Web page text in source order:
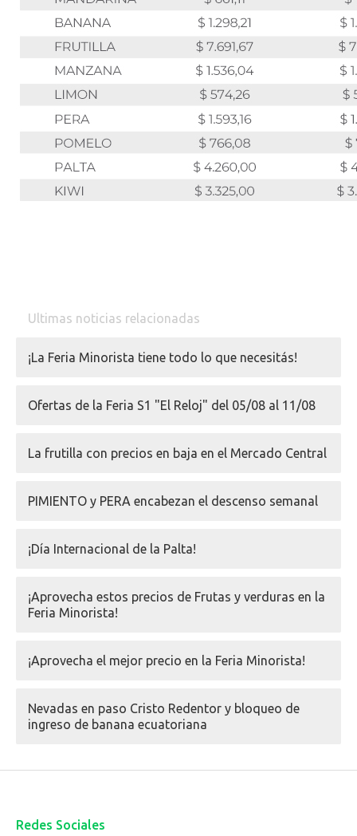
Ultimas noticias relacionadas
¡La Feria Minorista tiene todo lo que necesitás!
Ofertas de la Feria S1 "El Reloj" del 05/08 al 11/08
La frutilla con precios en baja en el Mercado Central
PIMIENTO y PERA encabezan el descenso semanal
¡Día Internacional de la Palta!
¡Aprovecha estos precios de Frutas y verduras en la
Feria Minorista!
¡Aprovecha el mejor precio en la Feria Minorista!
Nevadas en paso Cristo Redentor y bloqueo de
ingreso de banana ecuatoriana
Redes Sociales